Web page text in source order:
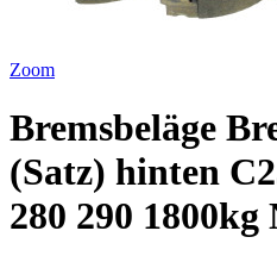
Zoom
Bremsbeläge
(Satz) hinten
280 290 1800kg